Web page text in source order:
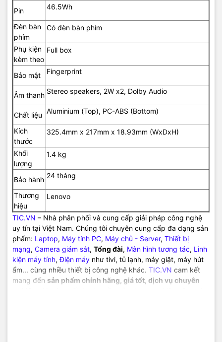
Pin 46.5Wh
Đèn bàn
phím
Có đèn bàn phím
Phụ kiện
kèm theo
Full box
Bảo mật Fingerprint
Âm thanh Stereo speakers, 2W x2, Dolby Audio
Chất liệu Aluminium (Top), PC-ABS (Bottom)
Kích
thước
325.4mm x 217mm x 18.93mm (WxDxH)
Khối
lượng
1.4 kg
Bảo hành 24 tháng
Thương
hiệu
Lenovo
TIC.VN – Nhà phân phối và cung cấp giải pháp công nghệ
uy tín tại Việt Nam. Chúng tôi chuyên cung cấp đa dạng sản
phẩm: Laptop, Máy tính PC, Máy chủ - Server, Thiết bị
mạng, Camera giám sát, Tổng đài, Màn hình tương tác, Linh
kiện máy tính,Điện máy như tivi, tủ lạnh, máy giặt, máy hút
ẩm... cùng nhiều thiết bị công nghệ khác. TIC.VN cam kết
mang đến sản phẩm chính hãng, giá tốt, dịch vụ chuyên